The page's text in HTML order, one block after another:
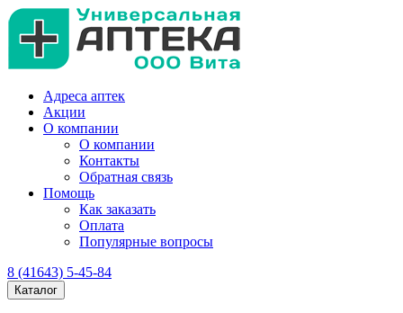
Адреса аптек
Акции
О компании
О компании
Контакты
Обратная связь
Помощь
Как заказать
Оплата
Популярные вопросы
8 (41643) 5-45-84
Каталог